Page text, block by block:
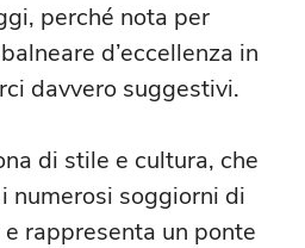
perché nota per
d’eccellenza in
davvero suggestivi.
di stile e cultura, che
numerosi soggiorni di
rappresenta un ponte